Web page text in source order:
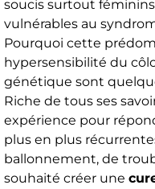
soucis surtout
vulnérables au
Pourquoi cette
hypersensibilité du
génétique sont
Riche de tous ses
expérience pour
plus en plus
ballonnement, de
souhaité créer une